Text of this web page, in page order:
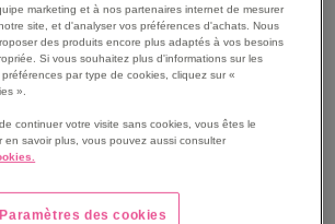
de la semaine en français jaune,
horaires 6h / 12h / 18 h de façon
marketing et à nos partenaires internet de mesurer
site, et d'analyser vos préférences d'achats. Nous
des produits encore plus adaptés à vos besoins
Si vous souhaitez plus d'informations sur les
par type de cookies, cliquez sur «
».
continuer votre visite sans cookies, vous êtes le
en savoir plus, vous pouvez aussi consulter
Paramètres des cookies